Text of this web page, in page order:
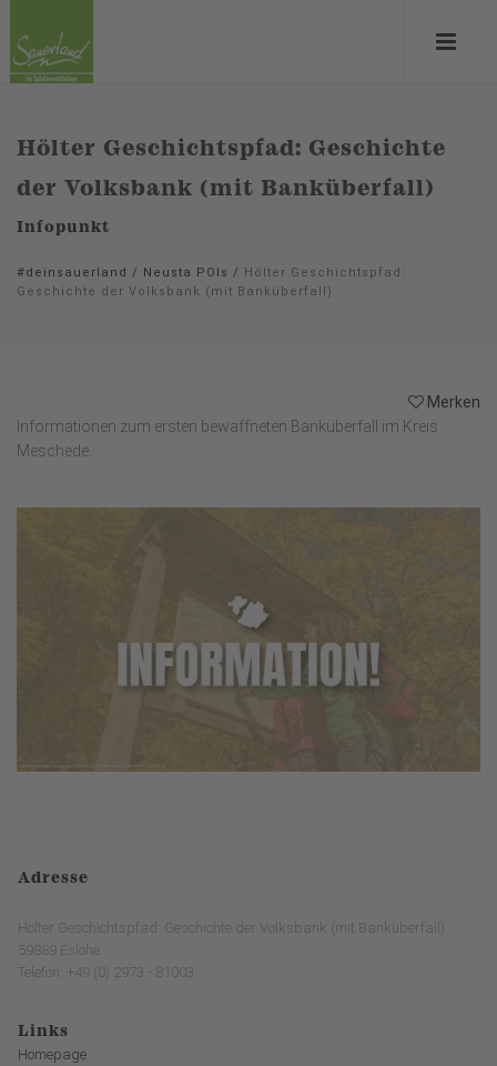
Hölter Geschichtspfad: Geschichte
der Volksbank (mit Banküberfall)
Infopunkt
#deinsauerland / Neusta POIs / Hölter Geschichtspfad:
Geschichte der Volksbank (mit Banküberfall)
Merken
Informationen zum ersten bewaffneten Banküberfall im Kreis
Meschede.
Adresse
Hölter Geschichtspfad: Geschichte der Volksbank (mit Banküberfall)
59889 Eslohe
Telefon: +49 (0) 2973 - 81003
Links
Homepage